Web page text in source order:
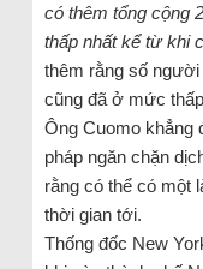
có thêm tổng cộng
thấp nhất kể từ khi
thêm rằng số
cũng đã ở mức
Ông Cuomo khẳng
pháp ngăn chặn
rằng có thể có một
thời gian tới.
Thống đốc New